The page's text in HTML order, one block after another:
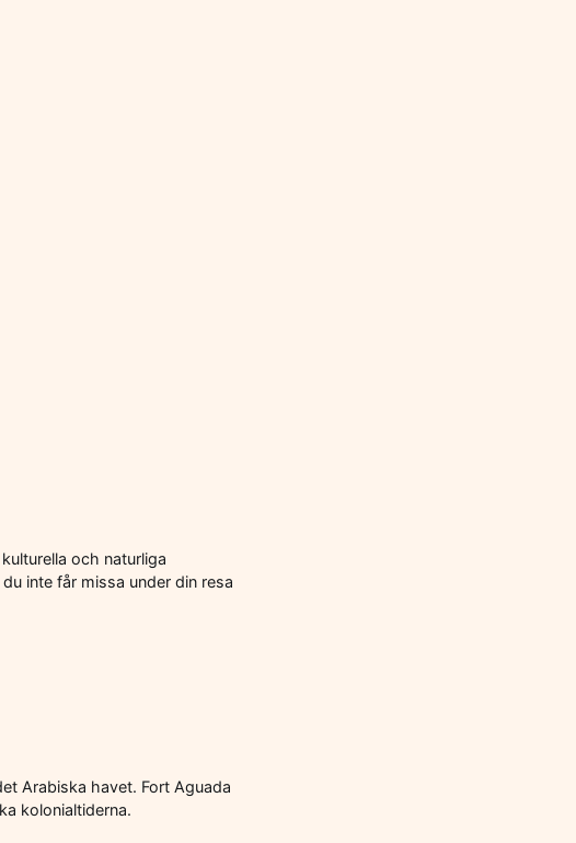
och naturliga
inte får missa under din resa
Arabiska havet. Fort Aguada
kolonialtiderna.